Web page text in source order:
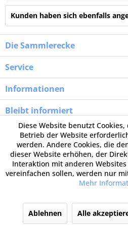
Kunden haben sich ebenfalls
Die Sammlerecke
Service
Informationen
Bleibt informiert
Diese Website benutzt
Betrieb der Website
werden. Andere Cookies, die
dieser Website erhöhen, der
Interaktion mit anderen
vereinfachen sollen, werden nur
Mehr
Ablehnen Alle